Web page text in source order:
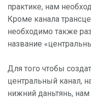
практике, нам
Кроме канала
необходимо также
название
Для того чтобы
центральный канал,
нижний даньтянь,